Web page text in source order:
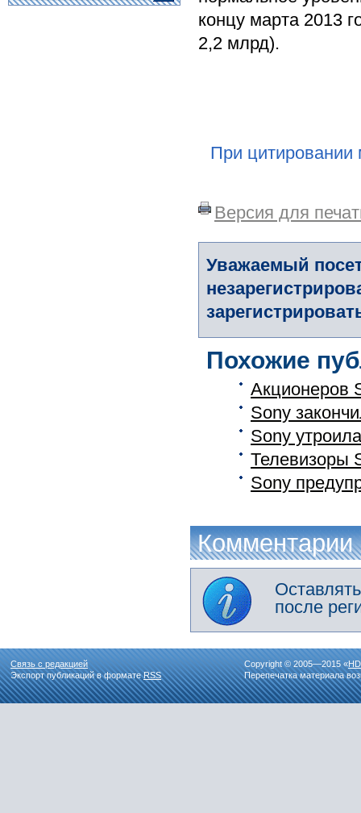
концу марта 2013
2,2 млрд).
При цитировании
Версия для
Уважаемый
Похожие
Акционеров
Sony
Sony
Телевизоры
Sony
Комментарии
после
Связь с редакцией
Экспорт публикаций в форматеRSS
Copyright © 2005—2015 «
Перепечатка материала